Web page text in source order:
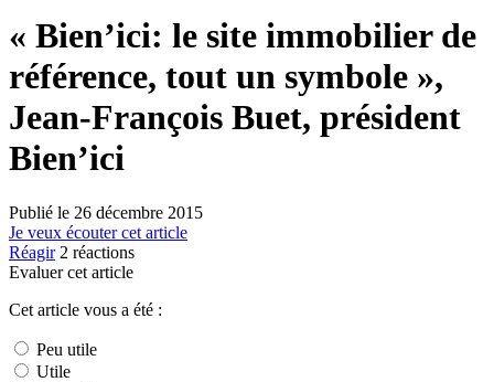
« Bien’ici: le site immobilier de
référence, tout un symbole »,
Jean-François Buet, président
Bien’ici
Publié le 26 décembre 2015
Je veux écouter cet article
Réagir 2 réactions
Evaluer cet article
Cet article vous a été :
Peu utile
Utile